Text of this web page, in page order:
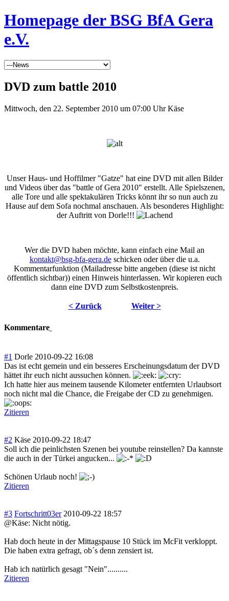
Homepage der BSG BfA Gera
e.V.
DVD zum battle 2010
Mittwoch, den 22. September 2010 um 07:00 UhrKäse
Unser Haus- und Hoffilmer "Gatze" hat eine DVD mit allen Bilder
und Videos über das "battle of Gera 2010" erstellt. Alle Spielszenen,
alle Tore und alle spektakulären Tricks könnt ihr so nun auch zu
Hause auf dem Sofa nochmal anschauen. Als besonderes Highlight:
der Auftritt von Dorle!!!
Wer die DVD haben möchte, kann einfach eine Mail an
kontakt@bsg-bfa-gera.deschicken oder über die u.a.
Kommentarfunktion (Mailadresse bitte angeben (diese ist nicht
öffentlich sichtbar)) einen Hinweis hinterlassen. Wir kopieren euch
dann eine DVD zum Selbstkostenpreis.
< Zurück Weiter >
Kommentare
#1 Dorle 2010-09-22 16:08
Das ist echt gemein und ein besseres Erscheinungsdatum der DVD
hättet ihr euch nicht aussuchen können.
Ich hatte hier aus meinem tausende Kilometer entfernten Urlaubsort
noch nicht mal die Chance, die Freigabe der CD zu genehmigen.
Zitieren
#2 Käse 2010-09-22 18:47
Soll ich die peinlichsten Szenen bei youtube reinstellen? Da kannste
die auch in der Türkei angucken...
Schönen Urlaub noch!
Zitieren
#3 Fortschritt03er 2010-09-22 18:57
@Käse: Nicht nötig.
Hab doch heute in der Mittagspause 10 Stück im McFit verkloppt.
Die haben extra gefragt, ob´s denn zensiert ist.
Hab ich natürlich gesagt "Nein"..........
Zitieren